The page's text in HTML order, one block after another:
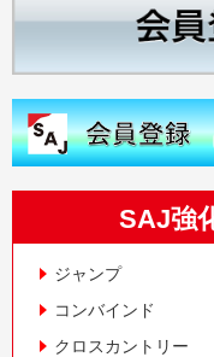
SAJ強
ジャンプ
コンバインド
クロスカントリー